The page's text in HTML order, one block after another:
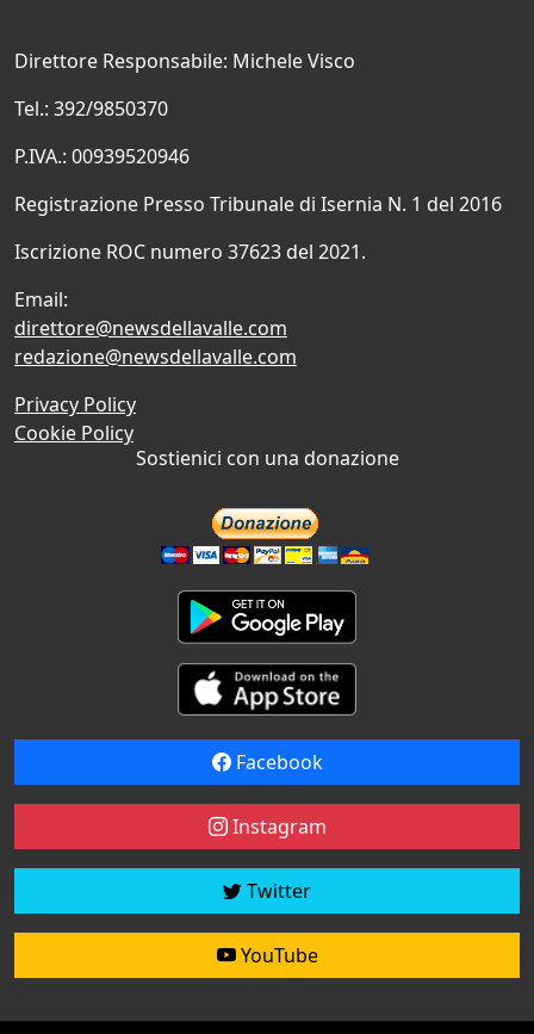
Direttore Responsabile: Michele Visco
Tel.: 392/9850370
P.IVA.: 00939520946
Registrazione Presso Tribunale di Isernia N. 1 del 2016
Iscrizione ROC numero 37623 del 2021.
Email:
direttore@newsdellavalle.com
redazione@newsdellavalle.com
Privacy Policy
Cookie Policy
Sostienici con una donazione
Facebook
Instagram
Twitter
YouTube